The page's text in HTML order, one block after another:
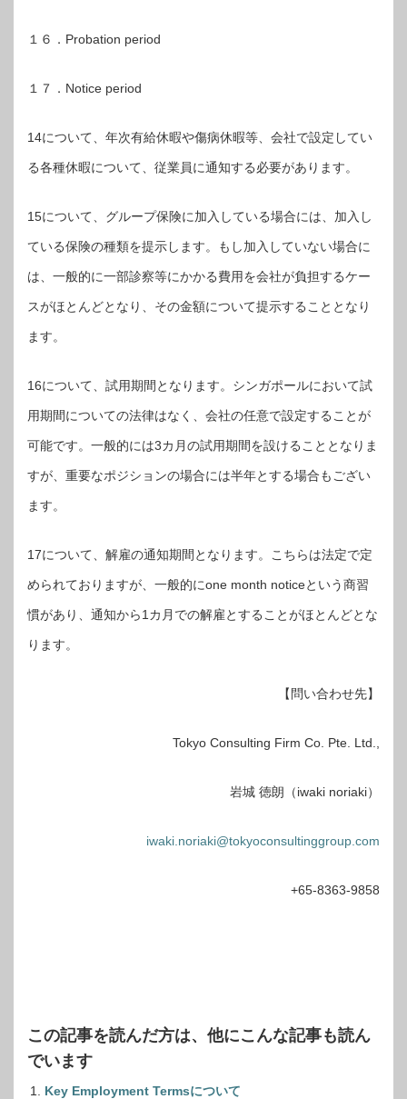
１６．Probation period
１７．Notice period
14について、年次有給休暇や傷病休暇等、会社で設定してい
る各種休暇について、従業員に通知する必要があります。
15について、グループ保険に加入している場合には、加入し
ている保険の種類を提示します。もし加入していない場合に
は、一般的に一部診察等にかかる費用を会社が負担するケー
スがほとんどとなり、その金額について提示することとなり
ます。
16について、試用期間となります。シンガポールにおいて試
用期間についての法律はなく、会社の任意で設定することが
可能です。一般的には3カ月の試用期間を設けることとなりま
すが、重要なポジションの場合には半年とする場合もござい
ます。
17について、解雇の通知期間となります。こちらは法定で定
められておりますが、一般的にone month noticeという商習
慣があり、通知から1カ月での解雇とすることがほとんどとな
ります。
【問い合わせ先】
Tokyo Consulting Firm Co. Pte. Ltd.,
岩城 徳朗（iwaki noriaki）
iwaki.noriaki@tokyoconsultinggroup.com
+65-8363-9858
この記事を読んだ方は、他にこんな記事も読ん
でいます
Key Employment Termsについて